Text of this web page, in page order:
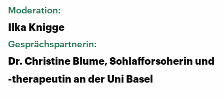
Moderation:
Ilka Knigge
Gesprächspartnerin:
Dr. Christine Blume, Schlafforscherin und
-therapeutin an der Uni Basel